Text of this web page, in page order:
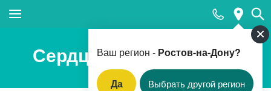
Ваш регион - Ростов-на-Дону?
Да Выбрать другой регион
Сердце под контролем